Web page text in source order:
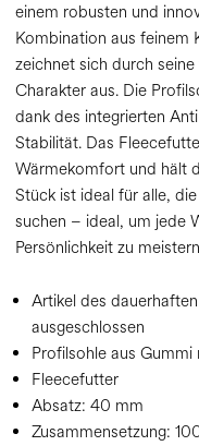
einem robusten und
Kombination aus feinem
zeichnet sich durch
Charakter aus. Die
dank des integrierten
Stabilität. Das
Wärmekomfort und hält
Stück ist ideal für alle,
suchen – ideal, um jede
Persönlichkeit zu
Artikel des
ausgeschlossen
Profilsohle aus
Fleecefutter
Absatz: 40 mm
Zusammensetzung: